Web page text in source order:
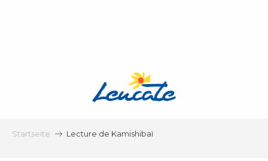
Startseite Lecture de Kamishibaï